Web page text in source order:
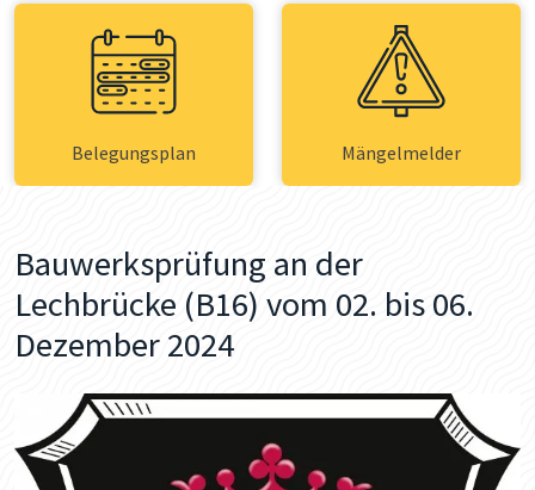
Belegungsplan Mängelmelder
Bauwerksprüfung an der
Lechbrücke (B16) vom 02. bis 06.
Dezember 2024